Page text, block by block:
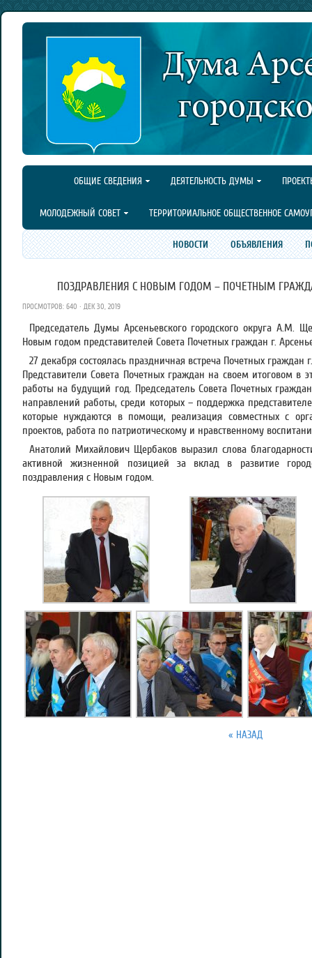
ОБЩИЕ СВЕДЕНИЯ ДЕЯТЕЛЬНОСТЬ ДУМЫ
МОЛОДЕЖНЫЙ СОВЕТ ТЕРРИТОРИАЛЬНОЕ ОБЩЕСТВЕННОЕ
НОВОСТИ ОБЪЯВЛЕНИЯ
ПОЗДРАВЛЕНИЯ С НОВЫМ ГОДОМ – ПОЧЕТНЫМ
ПРОСМОТРОВ: 640 · ДЕК 30, 2019
Председатель Думы Арсеньевского городского округа А.М.
Новым годом представителей Совета Почетных граждан г.
27 декабря состоялась праздничная встреча Почетных граждан
Представители Совета Почетных граждан на своем итоговом в
работы на будущий год. Председатель Совета Почетных
направлений работы, среди которых – поддержка
которые нуждаются в помощи, реализация совместных с
проектов, работа по патриотическому и нравственному
Анатолий Михайлович Щербаков выразил слова
активной жизненной позицией за вклад в развитие
поздравления с Новым годом.
« НАЗАД